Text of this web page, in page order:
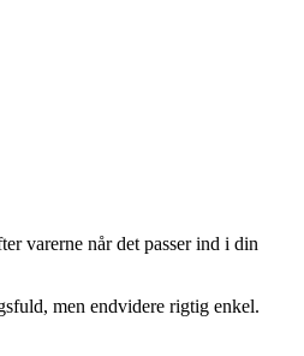
varerne når det passer ind i din
men endvidere rigtig enkel.